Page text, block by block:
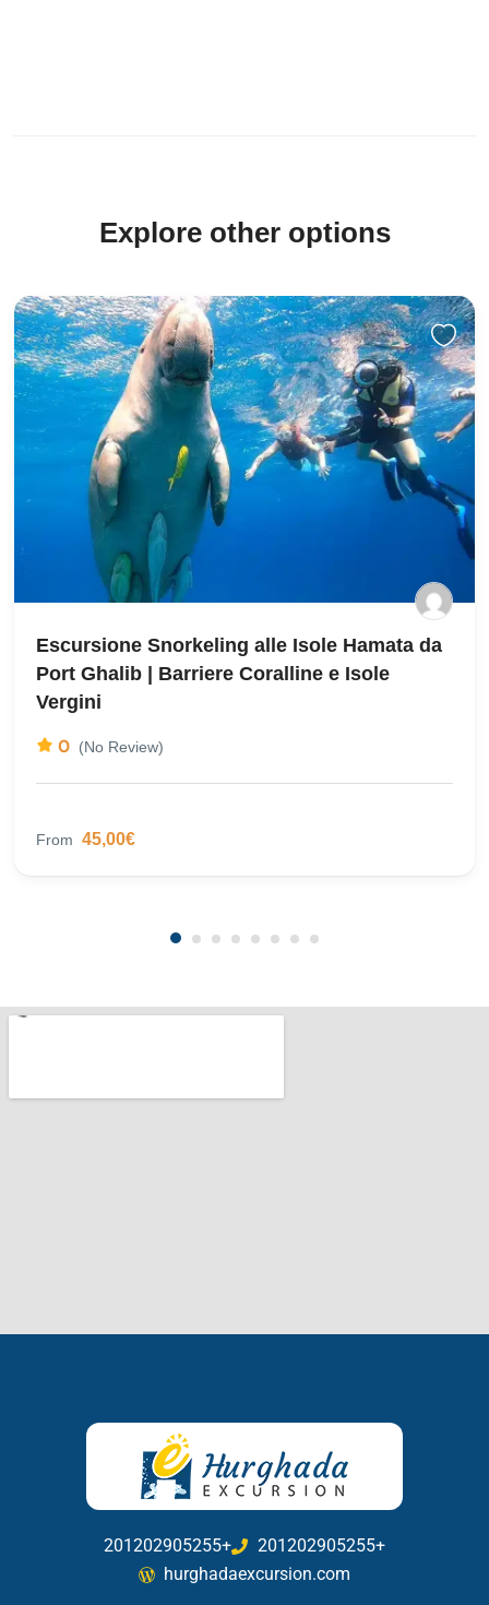
Explore other options
Escursione Snorkeling alle Isole Hamata da
Port Ghalib | Barriere Coralline e Isole
Vergini
0 (No Review)
From 45,00€
201202905255+
201202905255+
hurghadaexcursion.com